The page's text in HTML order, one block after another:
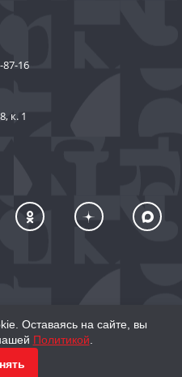
87-16
к. 1
«МОСКВА»
Оставаясь на сайте, вы
Политикой